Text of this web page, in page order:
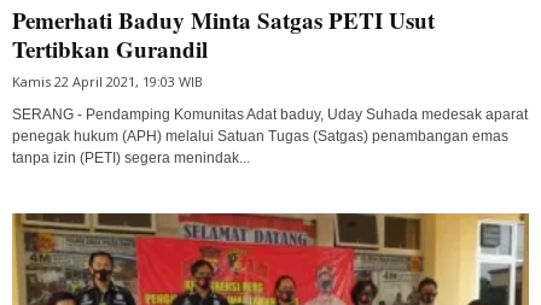
Pemerhati Baduy Minta Satgas PETI Usut
Tertibkan Gurandil
Kamis 22 April 2021, 19:03 WIB
SERANG - Pendamping Komunitas Adat baduy, Uday Suhada medesak aparat
penegak hukum (APH) melalui Satuan Tugas (Satgas) penambangan emas
tanpa izin (PETI) segera menindak...